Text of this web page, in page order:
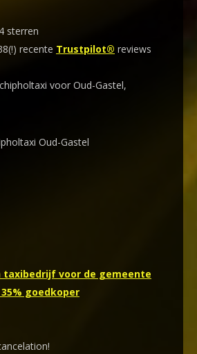
sterren
recente Trustpilot® reviews
voor Oud-Gastel,
Oud-Gastel
taxibedrijf voor de gemeente
goedkoper